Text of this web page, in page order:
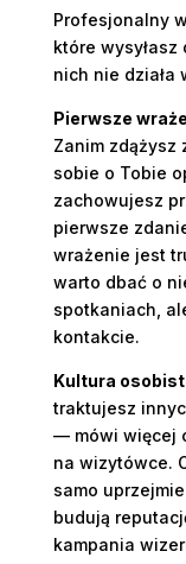
Profesjonalny
które
nich nie działa
Pierwsze
Zanim zdążysz
sobie o Tobie
zachowujesz
pierwsze
wrażenie jest
warto dbać o
spotkaniach,
kontakcie.
Kultura
traktujesz
— mówi więcej
na wizytówce.
samo
budują
kampania